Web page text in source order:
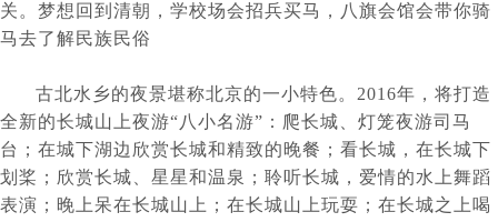
关。梦想回到清朝，学校场会招兵买马，八旗会馆会带你骑
马去了解民族民俗
全新的长城山上夜游“八小名游”：爬长城、灯笼夜游司马
台；在城下湖边欣赏长城和精致的晚餐；看长城，在长城下
划桨；欣赏长城、星星和温泉；聆听长城，爱情的水上舞蹈
表演；晚上呆在长城山上；在长城山上玩耍；在长城之上喝